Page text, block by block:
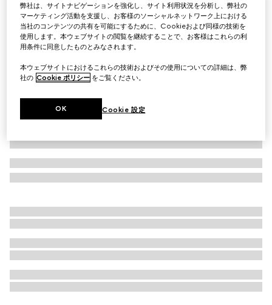
グッチ フローラ プリント スモール アクセサリートレイ
￥73,700
（税込）
バリエーションマルチカラー ポーセリン
弊社は、サイトナビゲーションを強化し、サイト利用状況を分析し、弊社の
マーケティング活動を支援し、お客様のソーシャルネットワーク上における
当社のコンテンツの共有を可能にするために、Cookieおよび同様の技術を
使用します。本ウェブサイトの閲覧を継続することで、お客様はこれらの利
用条件に同意したものとみなされます。
本ウェブサイトにおけるこれらの技術およびその使用についての詳細は、弊
社の Cookie ポリシー をご覧ください。
Cookie 設定
OK